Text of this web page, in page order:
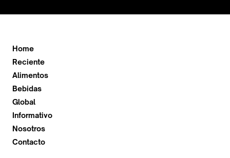
Home
Reciente
Alimentos
Bebidas
Global
Informativo
Nosotros
Contacto